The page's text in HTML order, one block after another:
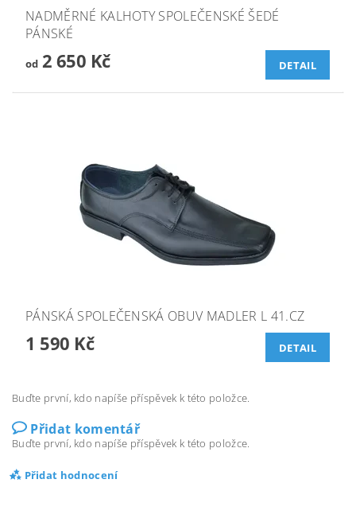
NADMĚRNÉ KALHOTY SPOLEČENSKÉ ŠEDÉ
PÁNSKÉ
od2 650 Kč DETAIL
PÁNSKÁ SPOLEČENSKÁ OBUV MADLER L 41.CZ
1 590 Kč DETAIL
Buďte první, kdo napíše příspěvek k této položce.
Přidat komentář
Buďte první, kdo napíše příspěvek k této položce.
Přidat hodnocení